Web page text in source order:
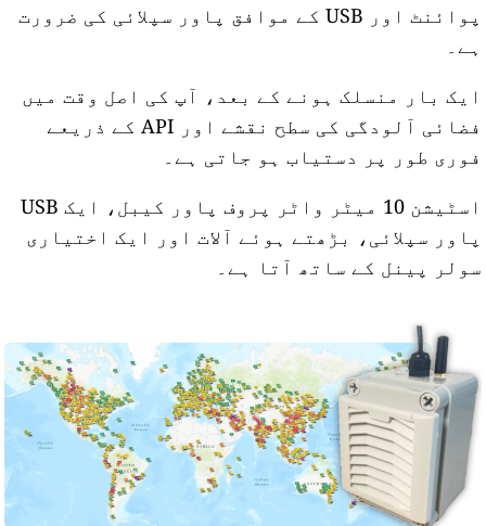
پوائنٹ اور USB کے موافق پاور سپلائی کی ضرورت
ہے۔
ایک بار منسلک ہونے کے بعد، آپ کی اصل وقت میں
فضائی آلودگی کی سطح نقشے اور API کے ذریعے
فوری طور پر دستیاب ہو جاتی ہے۔
اسٹیشن 10 میٹر واٹر پروف پاور کیبل، ایک USB
پاور سپلائی، بڑھتے ہوئے آلات اور ایک اختیاری
سولر پینل کے ساتھ آتا ہے۔